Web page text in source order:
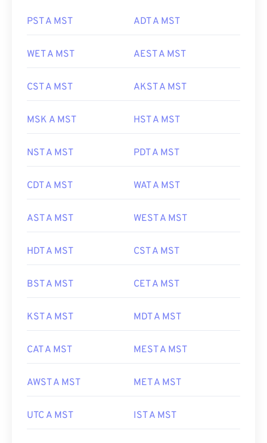
PST A MST ADT A MST
WET A MST AEST A MST
CST A MST AKST A MST
MSK A MST HST A MST
NST A MST PDT A MST
CDT A MST WAT A MST
AST A MST WEST A MST
HDT A MST CST A MST
BST A MST CET A MST
KST A MST MDT A MST
CAT A MST MEST A MST
AWST A MST MET A MST
UTC A MST IST A MST